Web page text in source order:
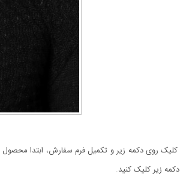
روی دکمه زیر و تکمیل فرم سفارش، ابتدا محصول
زیر کلیک کنید.